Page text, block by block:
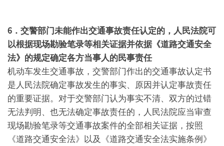
6． 交警部门未能作出交通事故责任认定的，人民法院可
以根据现场勘验笔录等相关证据并依据《道路交通安全
法》的规定确定各方当事人的民事责任
机动车发生交通事故，交警部门作出的交通事故认定书
是人民法院确定事故发生的事实、原因并认定事故责任
的重要证据。对于交警部门认为事实不清、双方的过错
无法判明、也无法确定事故责任的，人民法院应当审查
现场勘验笔录等交通事故案件的全部相关证据，按照
《道路交通安全法》以及《道路交通安全法实施条例》